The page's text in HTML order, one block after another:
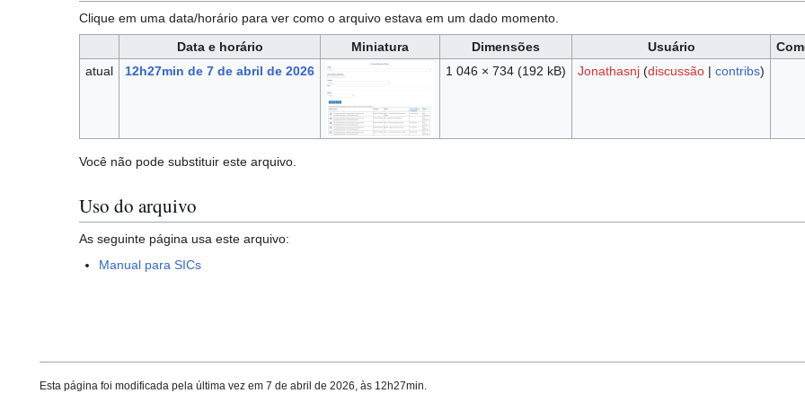
Clique em uma data/horário para ver como o arquivo estava em um dado momento.
Data e horário
Miniatura Dimensões Usuário
atual
12h27min de 7 de abril de 2026 1 046 × 734 (192 kB) Jonathasnj (discussão| contribs)
Você não pode substituir este arquivo.
Uso do arquivo
As seguinte página usa este arquivo:
Manual para SICs
Esta página foi modificada pela última vez em 7 de abril de 2026, às 12h27min.